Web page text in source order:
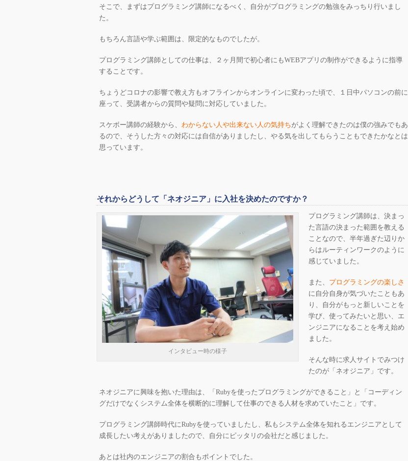
そこで、まずはプログラミング講師になるべく、自分がプログラミングの勉強をみっちり行いまし
た。
もちろん言語や学ぶ範囲は、限定的なものでしたが。
プログラミング講師としての仕事は、２ヶ月間で初心者にもWEBアプリの制作ができるように指導
することです。
ちょうどコロナの影響で教え方もオフラインからオンラインに変わった頃で、１日中パソコンの前に
座って、受講者からの質問や疑問に対応していました。
スケボー講師の経験から、 わからない人や出来ない人の気持ちがよく理解できたのは僕の強みでもあ
るので、そうした方々の対応には自信がありましたし、やる気を出してもらうこともできたかなとは
思っています。
それからどうして「ネオジニア」に入社を決めたのですか？
インタビュー時の様子
プログラミング講師は、決まっ
た言語の決まった範囲を教える
ことなので、半年過ぎた辺りか
らはルーティンワークのように
感じていました。
また、 プログラミングの楽しさ
に自分自身が気づいたこともあ
り、自分がもっと新しいことを
学び、使ってみたいと思い、エ
ンジニアになることを考え始め
ました。
そんな時に求人サイトでみつけ
たのが「ネオジニア」です。
ネオジニアに興味を抱いた理由は、「Rubyを使ったプログラミングができること」と「コーディン
グだけでなくシステム全体を横断的に理解して仕事のできる人材を求めていたこと」です。
プログラミング講師時代にRubyを使っていましたし、私もシステム全体を知れるエンジニアとして
成長したい考えがありましたので、自分にピッタリの会社だと感じました。
あとは社内のエンジニアの割合もポイントでした。